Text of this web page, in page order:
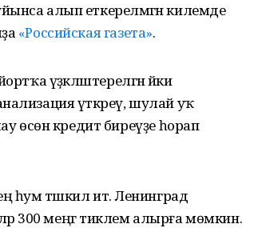
алып еткерелмәгән килемде
«Российская газета».
үҙәкләштерелгән йәки
үткәреү, шулай уҡ
өсөн кредит биреүҙе һорап
һум тәшкил итә. Ленинград
300 меңгә тиклем алырға мөмкин.